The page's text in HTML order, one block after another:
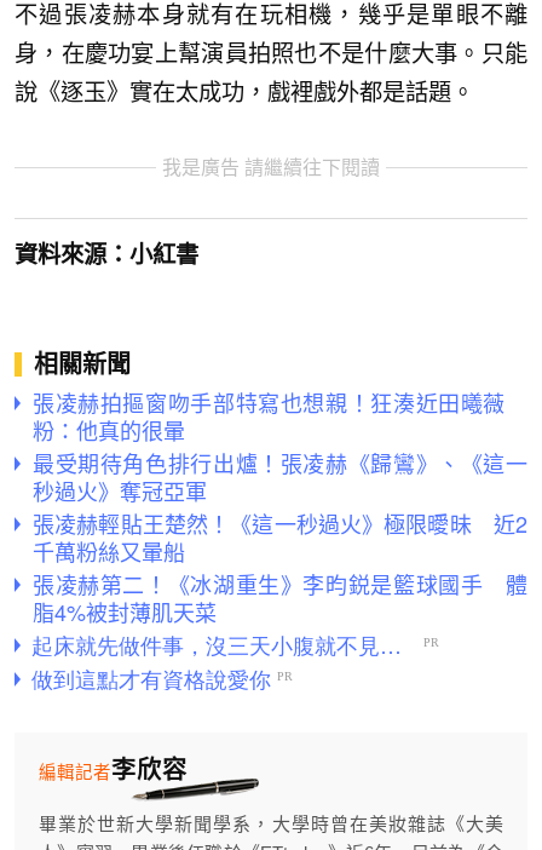
不過張凌赫本身就有在玩相機，幾乎是單眼不離
身，在慶功宴上幫演員拍照也不是什麼大事。只能
說《逐玉》實在太成功，戲裡戲外都是話題。
我是廣告 請繼續往下閱讀
資料來源：小紅書
相關新聞
張凌赫拍摳窗吻手部特寫也想親！狂湊近田曦薇
粉：他真的很暈
最受期待角色排行出爐！張凌赫《歸鸞》、《這一
秒過火》奪冠亞軍
張凌赫輕貼王楚然！《這一秒過火》極限曖昧 近2
千萬粉絲又暈船
張凌赫第二！《冰湖重生》李昀鋭是籃球國手 體
脂4%被封薄肌天菜
李欣容
編輯記者
畢業於世新大學新聞學系，大學時曾在美妝雜誌《大美